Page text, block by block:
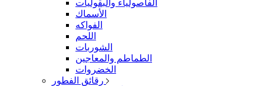
الفاصولياء والبقوليات
الأسماك
الفواكه
اللحم
الشوربات
الطماطم والمعاجين
الخضروات